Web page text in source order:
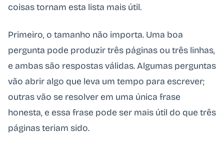
coisas tornam esta lista mais útil.
Primeiro, o tamanho não importa. Uma boa
pergunta pode produzir três páginas ou três linhas,
e ambas são respostas válidas. Algumas perguntas
vão abrir algo que leva um tempo para escrever;
outras vão se resolver em uma única frase
honesta, e essa frase pode ser mais útil do que três
páginas teriam sido.